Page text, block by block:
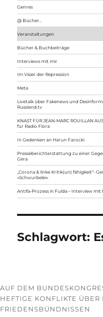
Genres
@ Bücher…
Veranstaltungen
Bücher & Buchbeiträge
Interviews mit mir
Im Visier der Repression
Meta
Livetalk über Fakenews und
Russland.tv
KNAST FÜR JEAN-MARC ROUILLAN
für Radio Flora
In Gedenken an Harun Farocki
Presseberichterstattung zu einer
Gera
„Corona & linke Kritik(un) fähigkeit“-
»Schwurbelei«
Antifa-Prozess in Fulda – Interview mit
Schlagwort:
AUF DEM
HEFTIGE KONFLIKTE
FRIEDENSBÜNDNISSEN